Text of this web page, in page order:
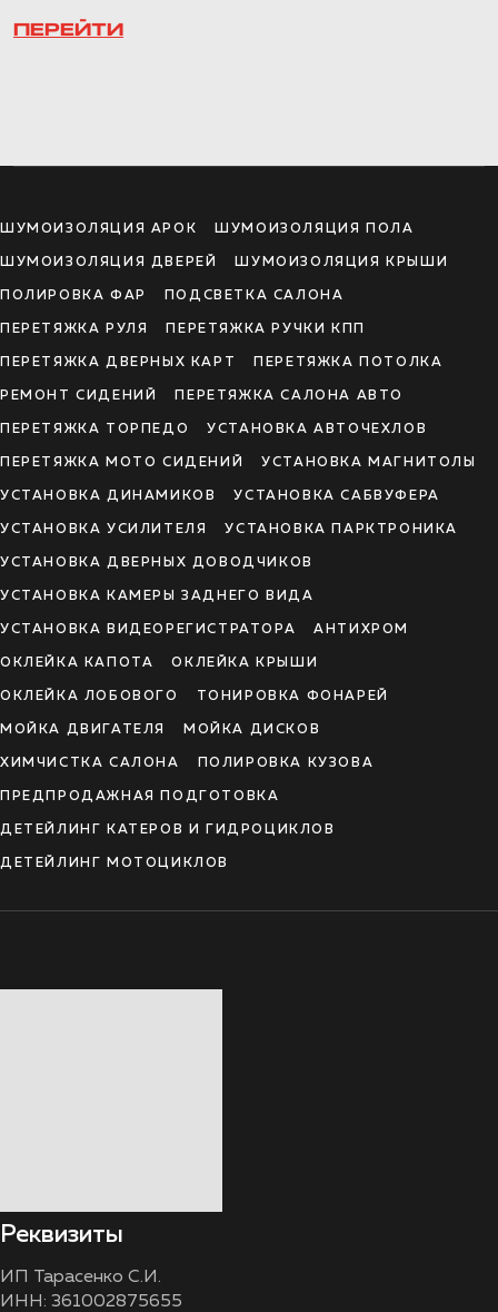
ПЕРЕЙТИ
ШУМОИЗОЛЯЦИЯ АРОК ШУМОИЗОЛЯЦИЯ ПОЛА
ШУМОИЗОЛЯЦИЯ ДВЕРЕЙ ШУМОИЗОЛЯЦИЯ КРЫШИ
ПОЛИРОВКА ФАР ПОДСВЕТКА САЛОНА
ПЕРЕТЯЖКА РУЛЯ ПЕРЕТЯЖКА РУЧКИ КПП
ПЕРЕТЯЖКА ДВЕРНЫХ КАРТ ПЕРЕТЯЖКА ПОТОЛКА
РЕМОНТ СИДЕНИЙ ПЕРЕТЯЖКА САЛОНА АВТО
ПЕРЕТЯЖКА ТОРПЕДО УСТАНОВКА АВТОЧЕХЛОВ
ПЕРЕТЯЖКА МОТО СИДЕНИЙ УСТАНОВКА МАГНИТОЛЫ
УСТАНОВКА ДИНАМИКОВ УСТАНОВКА САБВУФЕРА
УСТАНОВКА УСИЛИТЕЛЯ УСТАНОВКА ПАРКТРОНИКА
УСТАНОВКА ДВЕРНЫХ ДОВОДЧИКОВ
УСТАНОВКА КАМЕРЫ ЗАДНЕГО ВИДА
УСТАНОВКА ВИДЕОРЕГИСТРАТОРА АНТИХРОМ
ОКЛЕЙКА КАПОТА ОКЛЕЙКА КРЫШИ
ОКЛЕЙКА ЛОБОВОГО ТОНИРОВКА ФОНАРЕЙ
МОЙКА ДВИГАТЕЛЯ МОЙКА ДИСКОВ
ХИМЧИСТКА САЛОНА ПОЛИРОВКА КУЗОВА
ПРЕДПРОДАЖНАЯ ПОДГОТОВКА
ДЕТЕЙЛИНГ КАТЕРОВ И ГИДРОЦИКЛОВ
ДЕТЕЙЛИНГ МОТОЦИКЛОВ
Реквизиты
ИП Тарасенко С.И.
ИНН: 361002875655